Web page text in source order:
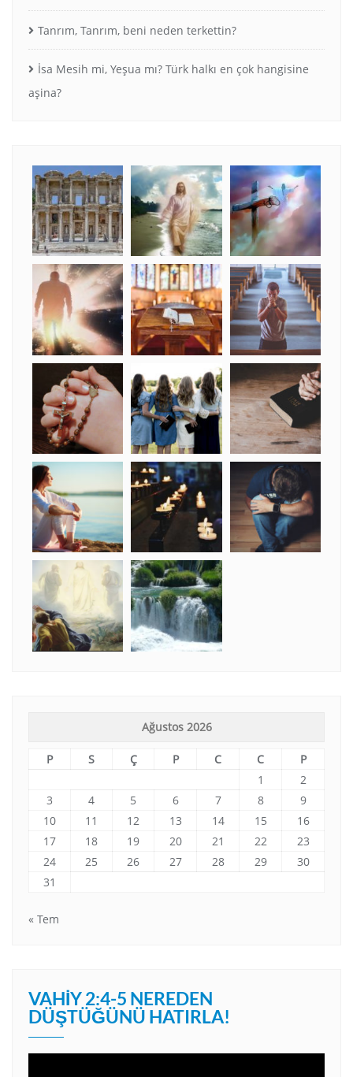
Tanrım, Tanrım, beni neden terkettin?
İsa Mesih mi, Yeşua mı? Türk halkı en çok hangisine
aşina?
Ağustos 2026
P S Ç P C C
P
1
2
3
4 5 6 7 8
9
10
11 12 13 14 15
16
17
18 19 20 21 22
23
24
25 26 27 28 29
30
31
« Tem
VAHIY 2:4-5 NEREDEN
DÜŞTÜĞÜNÜ HATIRLA!